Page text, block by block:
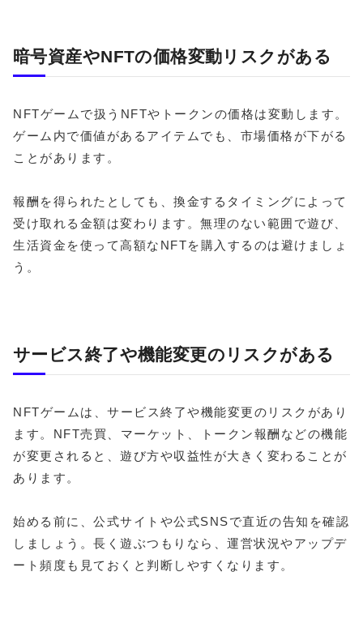
暗号資産やNFTの価格変動リスクがある
NFTゲームで扱うNFTやトークンの価格は変動します。
ゲーム内で価値があるアイテムでも、市場価格が下がる
ことがあります。
報酬を得られたとしても、換金するタイミングによって
受け取れる金額は変わります。無理のない範囲で遊び、
生活資金を使って高額なNFTを購入するのは避けましょ
う。
サービス終了や機能変更のリスクがある
NFTゲームは、サービス終了や機能変更のリスクがあり
ます。NFT売買、マーケット、トークン報酬などの機能
が変更されると、遊び方や収益性が大きく変わることが
あります。
始める前に、公式サイトや公式SNSで直近の告知を確認
しましょう。長く遊ぶつもりなら、運営状況やアップデ
ート頻度も見ておくと判断しやすくなります。